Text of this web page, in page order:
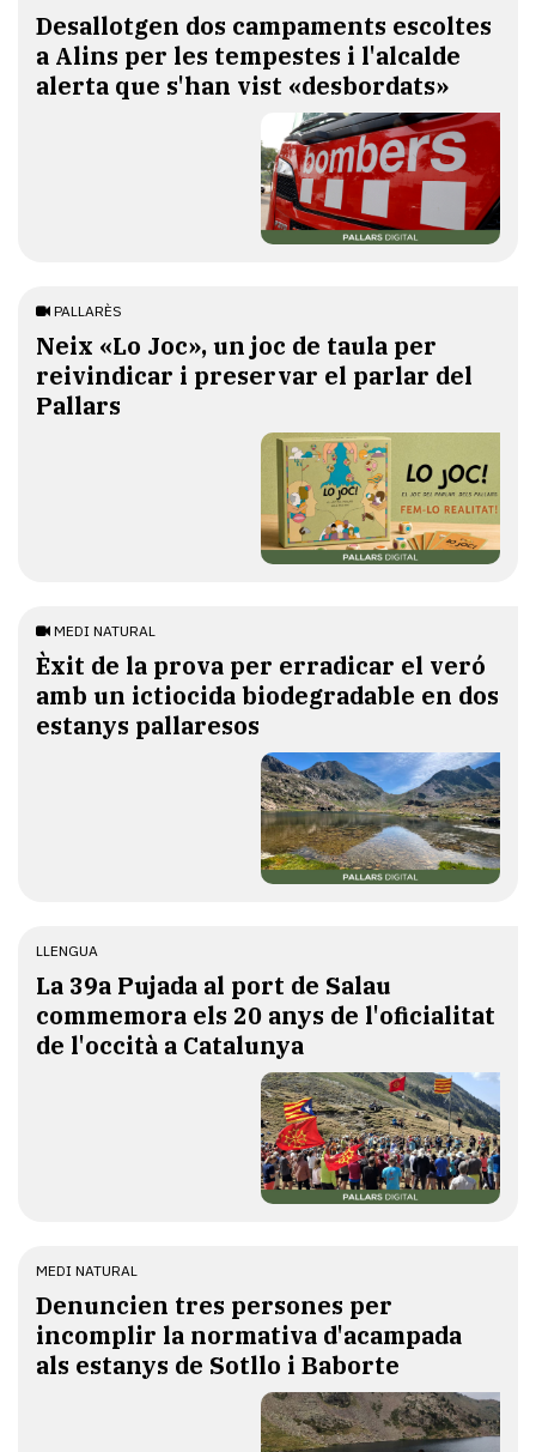
​Desallotgen dos campaments escoltes
a Alins per les tempestes i l'alcalde
alerta que s'han vist «desbordats»
PALLARÈS
​Neix «Lo Joc», un joc de taula per
reivindicar i preservar el parlar del
Pallars
MEDI NATURAL
Èxit de la prova per erradicar el veró
amb un ictiocida biodegradable en dos
estanys pallaresos
LLENGUA
​La 39a Pujada al port de Salau
commemora els 20 anys de l'oficialitat
de l'occità a Catalunya
MEDI NATURAL
Denuncien tres persones per
incomplir la normativa d'acampada
als estanys de Sotllo i Baborte